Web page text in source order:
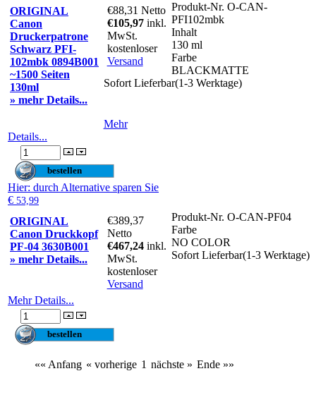
ORIGINAL
Canon
Druckerpatrone
Schwarz PFI-
102mbk 0894B001
~1500 Seiten
130ml
» mehr Details...
€88,31 Netto
€105,97 inkl.
MwSt.
kostenloser
Versand
Produkt-Nr. O-CAN-
PFI102mbk
Inhalt
130 ml
Farbe
BLACKMATTE
Sofort Lieferbar(1-3 Werktage)
Mehr
Details...
Hier: durch Alternative sparen Sie
€ 53,99
ORIGINAL
Canon Druckkopf
PF-04 3630B001
» mehr Details...
€389,37
Netto
€467,24 inkl.
MwSt.
kostenloser
Versand
Produkt-Nr. O-CAN-PF04
Farbe
NO COLOR
Sofort Lieferbar(1-3 Werktage)
Mehr Details...
«« Anfang « vorherige 1 nächste » Ende »»